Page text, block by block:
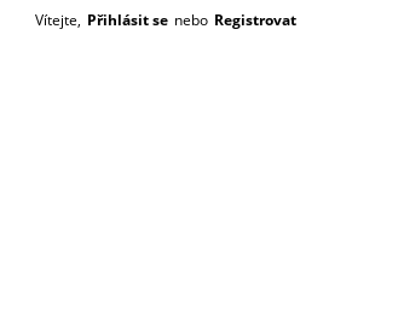
Vítejte, Přihlásit se nebo Registrovat